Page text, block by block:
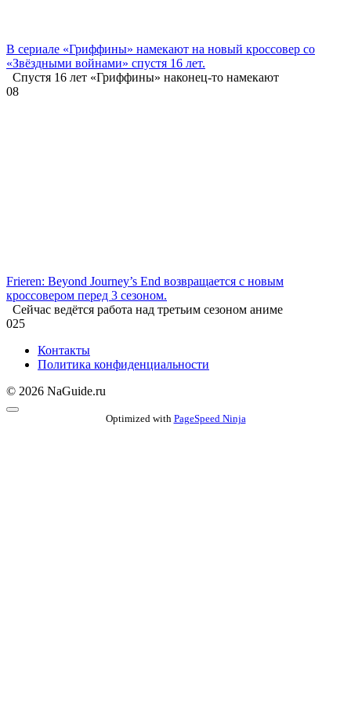
В сериале «Гриффины» намекают на новый кроссовер со
«Звёздными войнами» спустя 16 лет.
Спустя 16 лет «Гриффины» наконец-то намекают
08
Frieren: Beyond Journey’s End возвращается с новым
кроссовером перед 3 сезоном.
Сейчас ведётся работа над третьим сезоном аниме
025
Контакты
Политика конфиденциальности
© 2026 NaGuide.ru
Optimized with PageSpeed Ninja